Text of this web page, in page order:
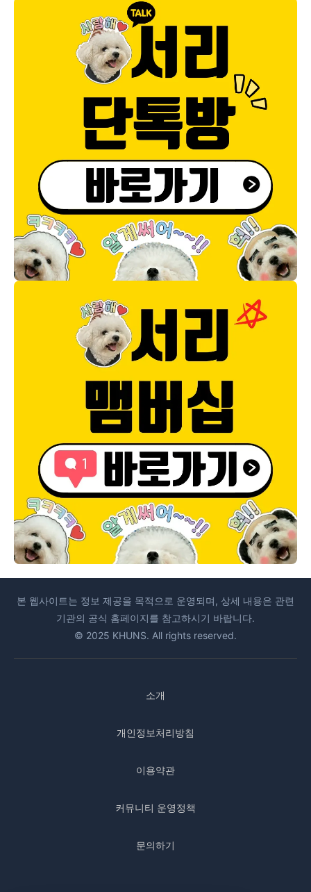
본 웹사이트는 정보 제공을 목적으로 운영되며, 상세 내용은 관련
기관의 공식 홈페이지를 참고하시기 바랍니다.
© 2025 KHUNS. All rights reserved.
소개
개인정보처리방침
이용약관
커뮤니티 운영정책
문의하기